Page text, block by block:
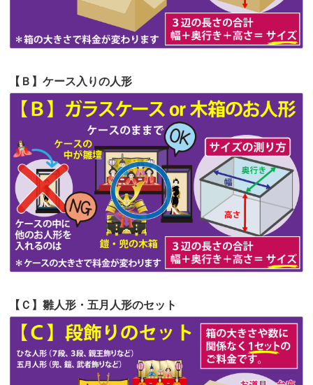
第59回人形供養祭 令和5年2月10日(金)
第58回人形供養祭令和5年12月21日(水)
第56回人形供養祭 令和4年10月19日(水)
第55回人形供養祭令和4年9月8日(木)
第54回人形供養祭令和4年8月1日(月)
第53回人形供養祭令和4年7月1日(金)
第52回人形供養祭令和4年5月17日(火)
第51回人形供養祭令和4年4月18日(月)
第50回人形供養祭令和4年3月15日(火)
第49回人形供養祭令和4年1月17日(月)
第48回人形供養祭令和3年12月3日(金)
第47回人形供養祭 令和3年10月11日(月)
【Ｂ】ケース入りの人形
【Ｃ】雛人形・五月人形のセット